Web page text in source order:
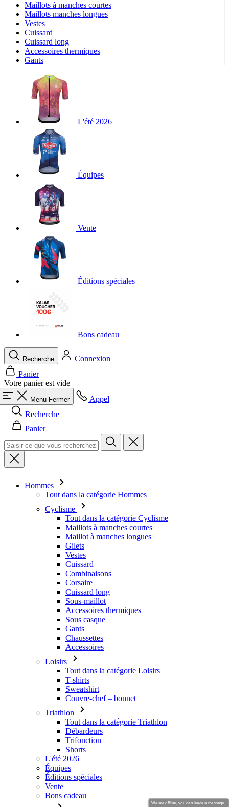
Maillots à manches courtes
Maillots manches longues
Vestes
Cuissard
Cuissard long
Accessoires thermiques
Gants
L'été 2026
Équipes
Vente
Éditions spéciales
Bons cadeau
Recherche
Connexion
Panier
Votre panier est vide
Menu Fermer
Appel
Recherche
Panier
Hommes
Tout dans la catégorie Hommes
Cyclisme
Tout dans la catégorie Cyclisme
Maillots à manches courtes
Maillot à manches longues
Gilets
Vestes
Cuissard
Combinaisons
Corsaire
Cuissard long
Sous-maillot
Accessoires thermiques
Sous casque
Gants
Chaussettes
Accessoires
Loisirs
Tout dans la catégorie Loisirs
T-shirts
Sweatshirt
Couvre-chef – bonnet
Triathlon
Tout dans la catégorie Triathlon
Débardeurs
Trifonction
Shorts
L'été 2026
Équipes
Éditions spéciales
Vente
Bons cadeau
We are offline, you can leave a message.